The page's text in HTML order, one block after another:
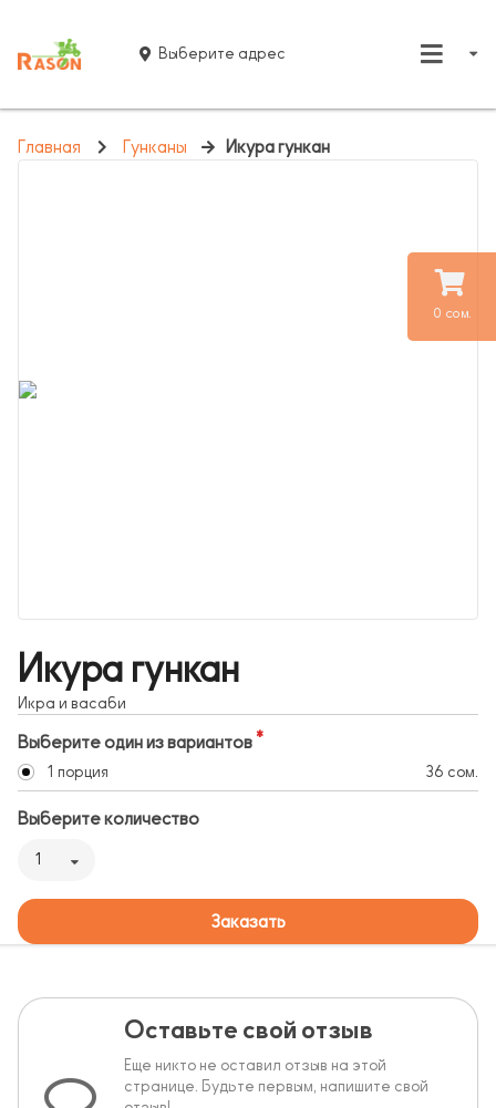
0 сом.
Выберите адрес
Главная Гунканы Икура гункан
Икура гункан
Икра и васаби
Выберите один из вариантов
1 порция 36 сом.
Выберите количество
1
Заказать
Оставьте свой отзыв
Еще никто не оставил отзыв на этой
странице. Будьте первым, напишите свой